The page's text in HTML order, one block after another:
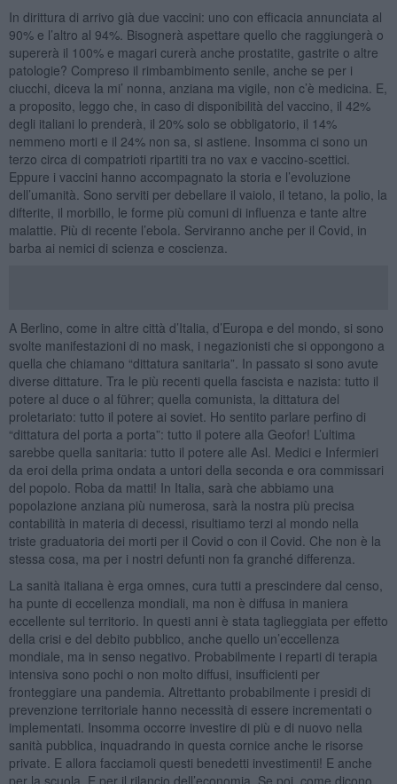
In dirittura di arrivo già due vaccini: uno con efficacia annunciata al
90% e l’altro al 94%. Bisognerà aspettare quello che raggiungerà o
supererà il 100% e magari curerà anche prostatite, gastrite o altre
patologie? Compreso il rimbambimento senile, anche se per i
ciucchi, diceva la mi’ nonna, anziana ma vigile, non c’è medicina. E,
a proposito, leggo che, in caso di disponibilità del vaccino, il 42%
degli italiani lo prenderà, il 20% solo se obbligatorio, il 14%
nemmeno morti e il 24% non sa, si astiene. Insomma ci sono un
terzo circa di compatrioti ripartiti tra no vax e vaccino-scettici.
Eppure i vaccini hanno accompagnato la storia e l’evoluzione
dell’umanità. Sono serviti per debellare il vaiolo, il tetano, la polio, la
difterite, il morbillo, le forme più comuni di influenza e tante altre
malattie. Più di recente l’ebola. Serviranno anche per il Covid, in
barba ai nemici di scienza e coscienza.
A Berlino, come in altre città d’Italia, d’Europa e del mondo, si sono
svolte manifestazioni di no mask, i negazionisti che si oppongono a
quella che chiamano “dittatura sanitaria”. In passato si sono avute
diverse dittature. Tra le più recenti quella fascista e nazista: tutto il
potere al duce o al führer; quella comunista, la dittatura del
proletariato: tutto il potere ai soviet. Ho sentito parlare perfino di
“dittatura del porta a porta”: tutto il potere alla Geofor! L’ultima
sarebbe quella sanitaria: tutto il potere alle Asl. Medici e Infermieri
da eroi della prima ondata a untori della seconda e ora commissari
del popolo. Roba da matti! In Italia, sarà che abbiamo una
popolazione anziana più numerosa, sarà la nostra più precisa
contabilità in materia di decessi, risultiamo terzi al mondo nella
triste graduatoria dei morti per il Covid o con il Covid. Che non è la
stessa cosa, ma per i nostri defunti non fa granché differenza.
La sanità italiana è erga omnes, cura tutti a prescindere dal censo,
ha punte di eccellenza mondiali, ma non è diffusa in maniera
eccellente sul territorio. In questi anni è stata taglieggiata per effetto
della crisi e del debito pubblico, anche quello un’eccellenza
mondiale, ma in senso negativo. Probabilmente i reparti di terapia
intensiva sono pochi o non molto diffusi, insufficienti per
fronteggiare una pandemia. Altrettanto probabilmente i presidi di
prevenzione territoriale hanno necessità di essere incrementati o
implementati. Insomma occorre investire di più e di nuovo nella
sanità pubblica, inquadrando in questa cornice anche le risorse
private. E allora facciamoli questi benedetti investimenti! E anche
per la scuola. E per il rilancio dell’economia. Se poi, come dicono